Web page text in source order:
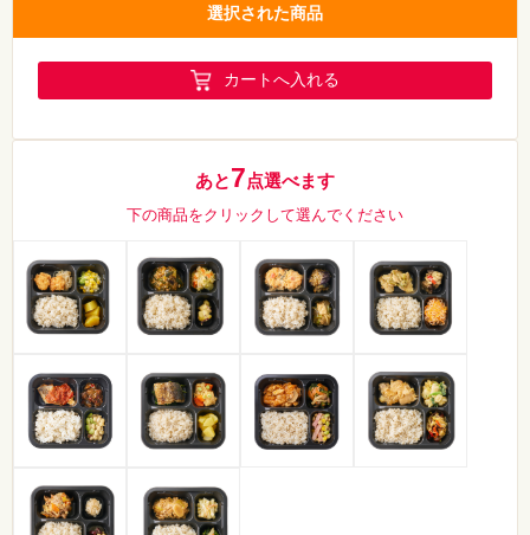
選択された商品
カートへ入れる
あと7点選べます
下の商品をクリックして選んでください